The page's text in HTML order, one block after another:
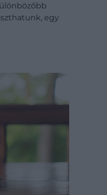
egy